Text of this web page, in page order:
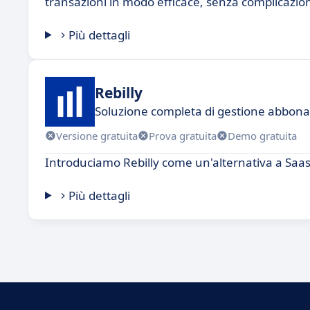
Più dettagli
Rebilly
Soluzione completa di gestione
Versione gratuita Prova gratuita Demo gratuita
Introduciamo Rebilly come un'alternativa a
Più dettagli